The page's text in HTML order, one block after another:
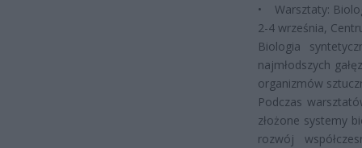
• Warsztaty:
2-4 września,
Biologia
najmłodszych
organizmów
Podczas
złożone systemy
rozwój